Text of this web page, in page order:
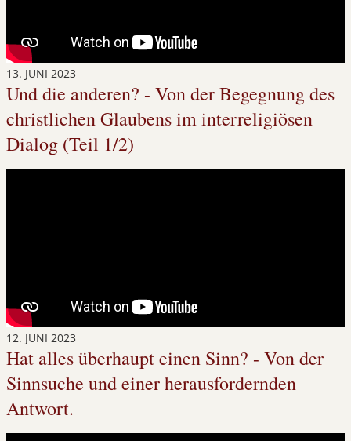
13. JUNI 2023
Und die anderen? - Von der Begegnung des
christlichen Glaubens im interreligiösen
Dialog (Teil 1/2)
12. JUNI 2023
Hat alles überhaupt einen Sinn? - Von der
Sinnsuche und einer herausfordernden
Antwort.